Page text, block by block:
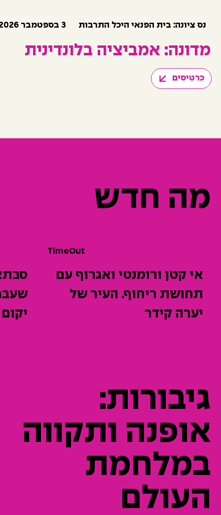
3 בספטמבר 2026 נס ציונה: בית הפנאי היכל התרבות
מדונה: אמביציה בלונדינית
כרטיסים
מה חדש
TimeOut
אי קטן ורומנטי ואגרוף עם
תחושת ריחוף. העיר של
יערה קידר
גיבורות:
אופנה ותקווה
במלחמת
העולם